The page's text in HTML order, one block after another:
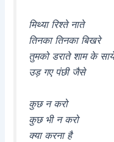
मिथ्या रिश्ते नाते
तिनका तिनका बिखरे
तुमको डराते शाम के
उड़ गए पंछी जैसे
कुछ न करो
कुछ भी न करो
क्या करना है